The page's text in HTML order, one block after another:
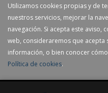
Utilizamos cookies propias y de
nuestros servicios, mejorar la
navegación. Si acepta este aviso,
web, consideraremos que acepta
información, o bien conocer
Política de cookies.